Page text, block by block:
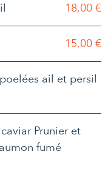
18,00 €
15,00 €
ail et persil
Prunier et
fumé